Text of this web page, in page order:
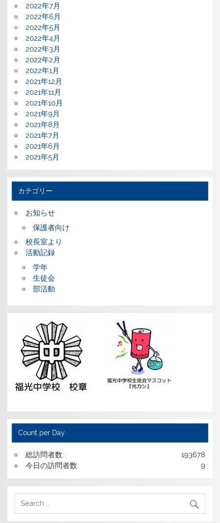
2022年7月
2022年6月
2022年5月
2022年4月
2022年3月
2022年2月
2022年1月
2021年12月
2021年11月
2021年10月
2021年9月
2021年8月
2021年7月
2021年6月
2021年5月
カテゴリー
お知らせ
保護者向け
校長室より
活動記録
学年
生徒会
部活動
Count per Day
193678
総訪問者数:
9
今日の訪問者数: